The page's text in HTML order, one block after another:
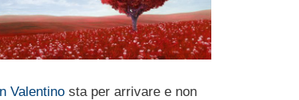
Valentino sta per arrivare e non